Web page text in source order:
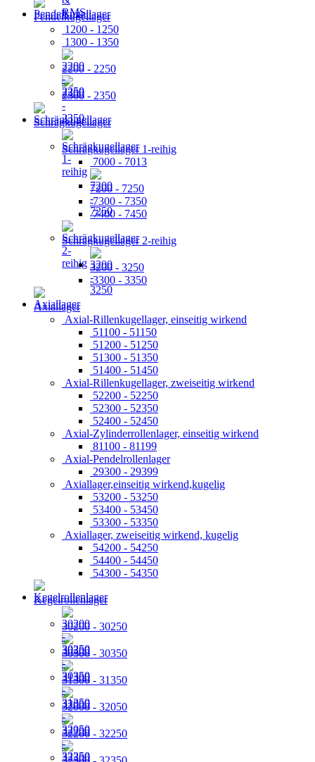
Pendelkugellager
1200 - 1250
1300 - 1350
2200 - 2250
2300 - 2350
Schrägkugellager
Schrägkugellager 1-reihig
7000 - 7013
7200 - 7250
7300 - 7350
7400 - 7450
Schrägkugellager 2-reihig
3200 - 3250
3300 - 3350
Axiallager
Axial-Rillenkugellager, einseitig wirkend
51100 - 51150
51200 - 51250
51300 - 51350
51400 - 51450
Axial-Rillenkugellager, zweiseitig wirkend
52200 - 52250
52300 - 52350
52400 - 52450
Axial-Zylinderrollenlager, einseitig wirkend
81100 - 81199
Axial-Pendelrollenlager
29300 - 29399
Axiallager,einseitig wirkend,kugelig
53200 - 53250
53400 - 53450
53300 - 53350
Axiallager, zweiseitig wirkend, kugelig
54200 - 54250
54400 - 54450
54300 - 54350
Kegelrollenlager
30200 - 30250
30300 - 30350
31300 - 31350
32000 - 32050
32200 - 32250